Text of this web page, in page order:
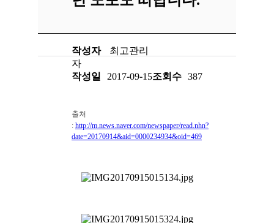
작성자
최고관리
자
작성일
2017-09-15조회수 387
출처
: http://m.news.naver.com/newspaper/read.nhn?
date=20170914&aid=0000234934&oid=469